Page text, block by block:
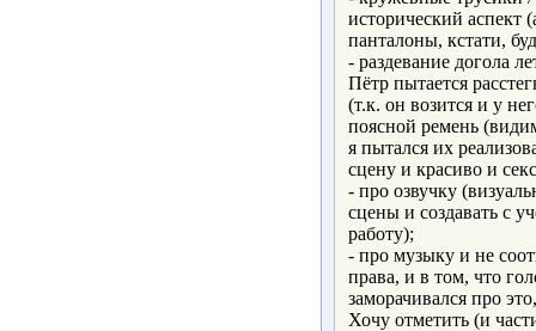
исторический аспект
панталоны, кстати,
- раздевание догола
Пётр пытается
(т.к. он возится и у
поясной ремень
я пытался их
сцену и красиво и
- про озвучку
сцены и создавать с
работу);
- про музыку и не
права, и в том, что
заморачивался про
Хочу отметить (и